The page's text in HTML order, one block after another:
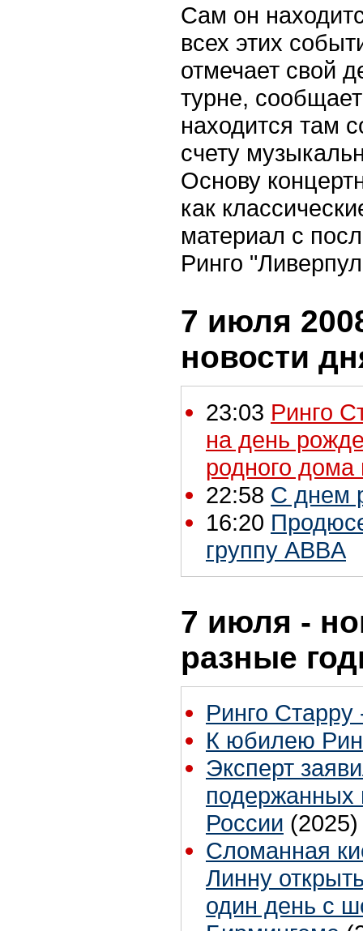
Сам он
всех этих
отмечает свой
турне,
находится там
счету
Основу
как
материал с
Ринго
7 июля
новости
23:03 Ринго
на день
родного дома
22:58 С днем
16:20
группу ABBA
7 июля -
разные
Ринго Старру
К юбилею
Эксперт
подержанных
России (2025)
Сломанная
Линну
один день с